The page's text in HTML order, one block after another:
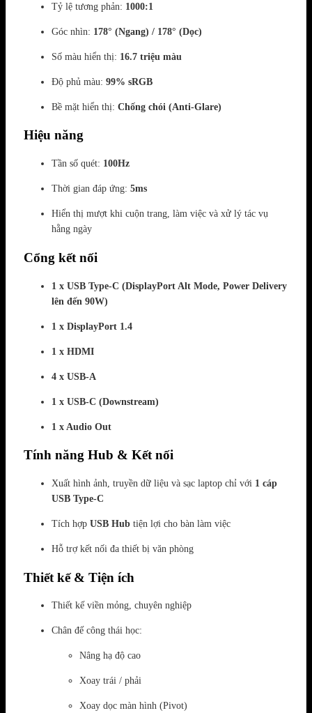
Tỷ lệ tương phản: 1000:1
Góc nhìn: 178° (Ngang) / 178° (Dọc)
Số màu hiển thị: 16.7 triệu màu
Độ phủ màu: 99% sRGB
Bề mặt hiển thị: Chống chói (Anti-Glare)
Hiệu năng
Tần số quét: 100Hz
Thời gian đáp ứng: 5ms
Hiển thị mượt khi cuộn trang, làm việc và xử lý tác vụ
hằng ngày
Cổng kết nối
1 x USB Type-C (DisplayPort Alt Mode, Power Delivery
lên đến 90W)
1 x DisplayPort 1.4
1 x HDMI
4 x USB-A
1 x USB-C (Downstream)
1 x Audio Out
Tính năng Hub & Kết nối
Xuất hình ảnh, truyền dữ liệu và sạc laptop chỉ với 1 cáp
USB Type-C
Tích hợp USB Hub tiện lợi cho bàn làm việc
Hỗ trợ kết nối đa thiết bị văn phòng
Thiết kế & Tiện ích
Thiết kế viền mỏng, chuyên nghiệp
Chân đế công thái học:
Nâng hạ độ cao
Xoay trái / phải
Xoay dọc màn hình (Pivot)